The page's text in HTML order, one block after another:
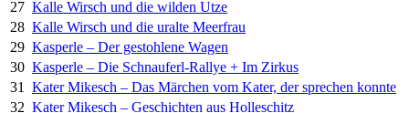
27 Kalle Wirsch und die wilden Utze
28 Kalle Wirsch und die uralte Meerfrau
29 Kasperle – Der gestohlene Wagen
30 Kasperle – Die Schnauferl-Rallye + Im Zirkus
31
Kater Mikesch – Das Märchen vom Kater, der sprechen konnte
32 Kater Mikesch – Geschichten aus Holleschitz